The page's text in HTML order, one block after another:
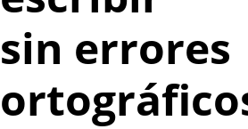
sin errores